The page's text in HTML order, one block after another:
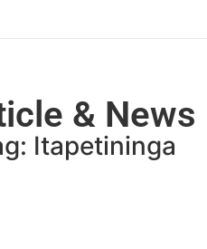
& News
Itapetininga